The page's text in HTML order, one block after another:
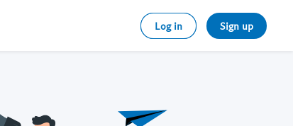
Log in Sign up